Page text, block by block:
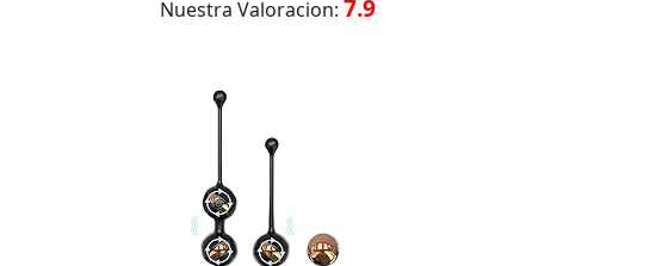
Nuestra Valoracion: 7.9